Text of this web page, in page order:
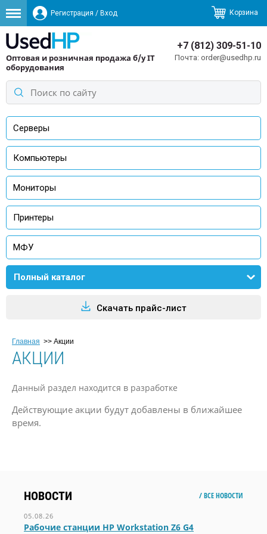
Регистрация / Вход Корзина
Оптовая и розничная продажа б/у IT
оборудования
+7 (812) 309-51-10
order@usedhp.ru
Серверы
Компьютеры
Мониторы
Принтеры
МФУ
Полный каталог
Скачать прайс-лист
НОВОСТИ / ВСЕ НОВОСТИ
05.08.26
Рабочие станции HP Workstation Z6 G4
Главная >> Акции
АКЦИИ
Данный раздел находится в разработке
Действующие акции будут добавлены в ближайшее
время.